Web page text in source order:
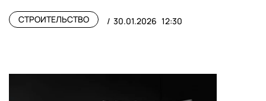
СТРОИТЕЛЬСТВО 30.01.2026 12:30